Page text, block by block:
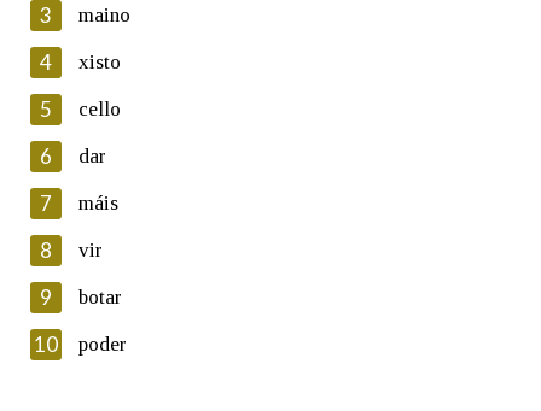
En cumprimento da normativa vixente en materia de
Protección de Datos de Carácter Persoal, a Real Academia
Galega informa a aqueles usuarios que faciliten o seu correo
electrónico, así como calquera outra información de carácter
persoal, que estes datos serán obxecto de tratamento
automatizado de carácter confidencial e incorporados aos seus
ficheiros informáticos. Así mesmo, os usuarios poderán exercer o
seu dereito de acceso, rectificación, oposición e cancelación dos
seus datos poñéndose en contacto connosco.
Lin e acepto as condicións da política de
Introduce o código que aparece na imaxe:
3 maino
4 xisto
5 cello
6 dar
7 máis
8 vir
9 botar
10 poder